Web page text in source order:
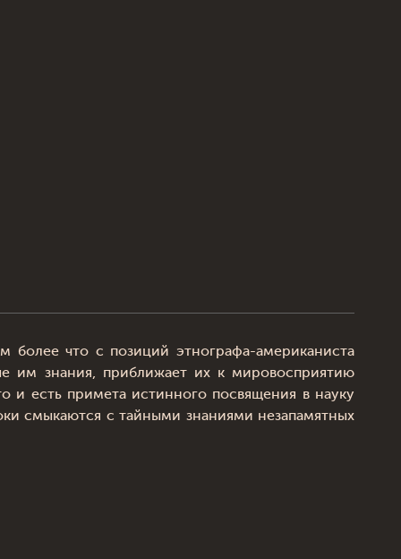
более что с позиций этнографа-американиста
им знания, приближает их к мировосприятию
и есть примета истинного посвящения в науку
смыкаются с тайными знаниями незапамятных